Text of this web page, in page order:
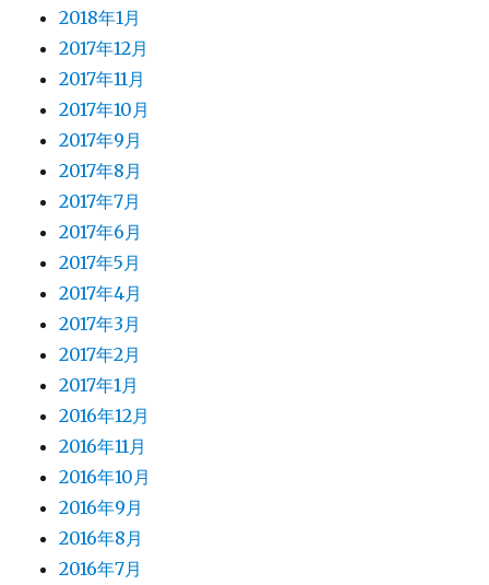
2018年1月
2017年12月
2017年11月
2017年10月
2017年9月
2017年8月
2017年7月
2017年6月
2017年5月
2017年4月
2017年3月
2017年2月
2017年1月
2016年12月
2016年11月
2016年10月
2016年9月
2016年8月
2016年7月